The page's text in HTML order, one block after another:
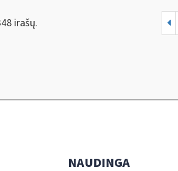
irašų.
NAUDINGA